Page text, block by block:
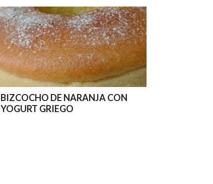
BIZCOCHO DE NARANJA CON
YOGURT GRIEGO